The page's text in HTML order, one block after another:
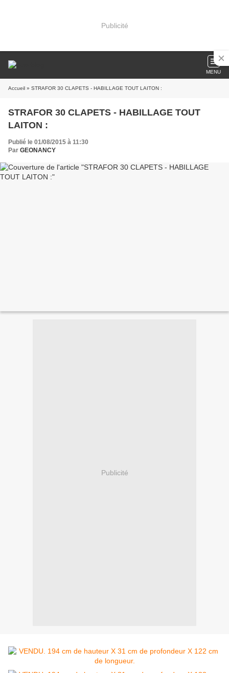
Publicité
MENU
Accueil » STRAFOR 30 CLAPETS - HABILLAGE TOUT LAITON :
STRAFOR 30 CLAPETS - HABILLAGE TOUT
LAITON :
Publié le 01/08/2015 à 11:30
Par GEONANCY
Publicité